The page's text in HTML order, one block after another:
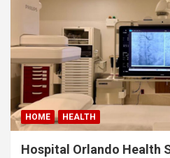
HOME HEALTH
Hospital Orlando Health